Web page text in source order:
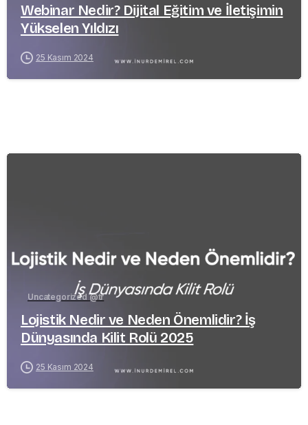
Webinar Nedir? Dijital Eğitim ve İletişimin
Yükselen Yıldızı
25 Kasım 2024
Uncategorized @tr
Lojistik Nedir ve Neden Önemlidir? İş
Dünyasında Kilit Rolü 2025
25 Kasım 2024